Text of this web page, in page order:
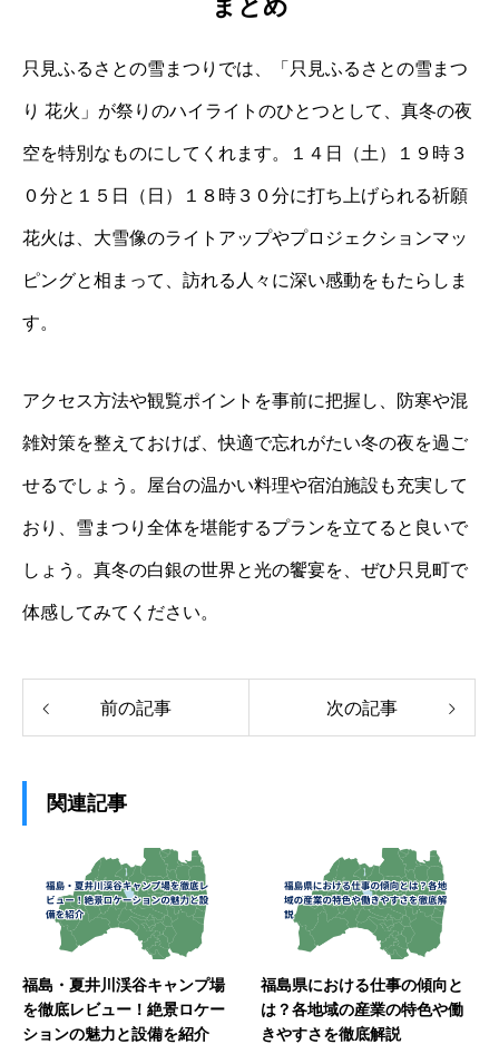
まとめ
只見ふるさとの雪まつりでは、「只見ふるさとの雪まつ
り 花火」が祭りのハイライトのひとつとして、真冬の夜
空を特別なものにしてくれます。１４日（土）１９時３
０分と１５日（日）１８時３０分に打ち上げられる祈願
花火は、大雪像のライトアップやプロジェクションマッ
ピングと相まって、訪れる人々に深い感動をもたらしま
す。
アクセス方法や観覧ポイントを事前に把握し、防寒や混
雑対策を整えておけば、快適で忘れがたい冬の夜を過ご
せるでしょう。屋台の温かい料理や宿泊施設も充実して
おり、雪まつり全体を堪能するプランを立てると良いで
しょう。真冬の白銀の世界と光の饗宴を、ぜひ只見町で
体感してみてください。
前の記事 次の記事
関連記事
福島・夏井川渓谷キャンプ場
を徹底レビュー！絶景ロケー
ションの魅力と設備を紹介
福島県における仕事の傾向と
は？各地域の産業の特色や働
きやすさを徹底解説